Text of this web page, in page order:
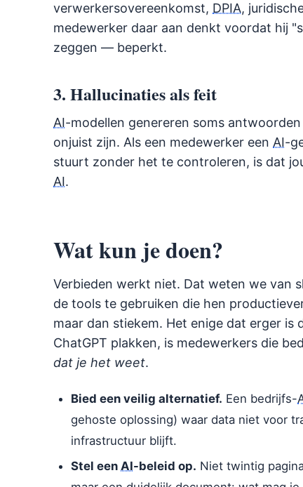
verwerkersovereenkomst, DPIA,
medewerker daar aan denkt voordat hij
zeggen — beperkt.
3. Hallucinaties als feit
AI-modellen genereren soms
onjuist zijn. Als een medewerker een AI-
stuurt zonder het te controleren, is dat
AI.
Wat kun je doen?
Verbieden werkt niet. Dat weten we van
de tools te gebruiken die hen
maar dan stiekem. Het enige dat erger is
ChatGPT plakken, is medewerkers die
dat je het weet.
Bied een veilig alternatief. Een bedrijfs-
gehoste oplossing) waar data niet voor
infrastructuur blijft.
Stel eenAI-beleid op. Niet twintig